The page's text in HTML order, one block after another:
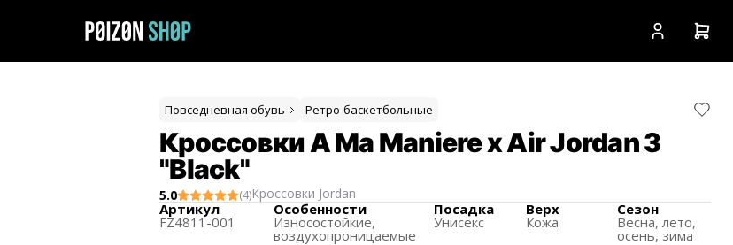
Повседневная обувь Ретро-баскетбольные
Кроссовки A Ma Maniere x Air Jordan 3
"Black"
5.0 (4)Кроссовки Jordan
Артикул
FZ4811-001
Особенности
Износостойкие,
воздухопроницаемые
Посадка
Унисекс
Верх
Кожа
Сезон
Весна, лето,
осень, зима